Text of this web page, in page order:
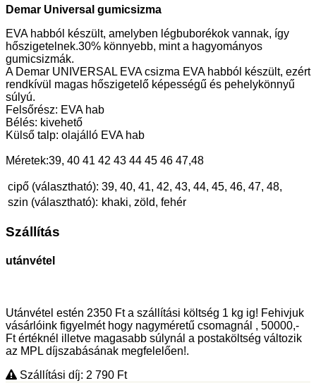
Demar Universal gumicsizma
EVA habból készült, amelyben légbuborékok vannak, így
hőszigetelnek.30% könnyebb, mint a hagyományos
gumicsizmák.
A Demar UNIVERSAL EVA csizma EVA habból készült, ezért
rendkívül magas hőszigetelő képességű és pehelykönnyű
súlyú.
Felsőrész: EVA hab
Bélés: kivehető
Külső talp: olajálló EVA hab
Méretek:39, 40 41 42 43 44 45 46 47,48
cipő (választható): 39, 40, 41, 42, 43, 44, 45, 46, 47, 48,
szin (választható): khaki, zöld, fehér
Szállítás
utánvétel
Utánvétel estén 2350 Ft a szállítási költség 1 kg ig! Fehivjuk
vásárlóink figyelmét hogy nagyméretű csomagnál , 50000,-
Ft értéknél illetve magasabb súlynál a postaköltség változik
az MPL díjszabásának megfelelően!.
Szállítási díj: 2 790 Ft